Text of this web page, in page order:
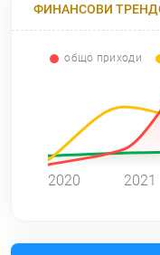
ФИНАНСОВИ
общо приходи
2020 2021